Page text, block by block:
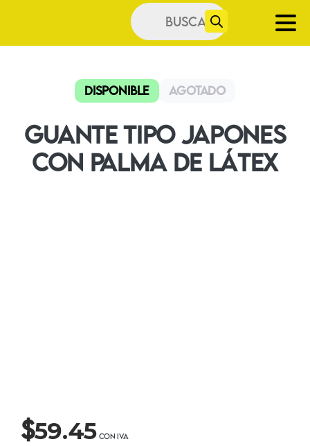
Búsqueda
de
productos
Disponible Agotado
Guante tipo Japones
con palma de Látex
$59.45